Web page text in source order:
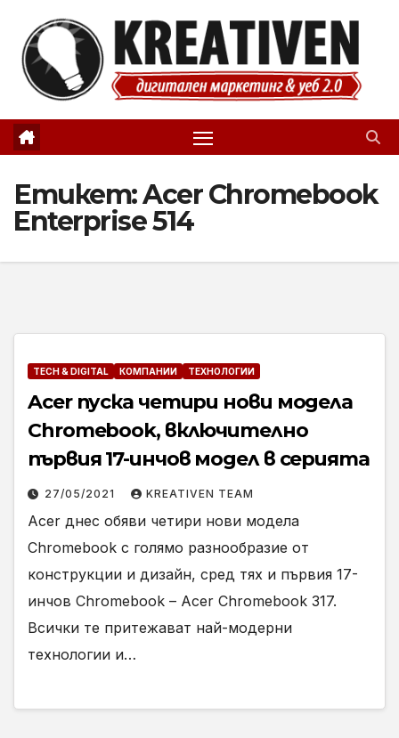
content
Етикет:Acer Chromebook
Enterprise 514
TECH & DIGITAL КОМПАНИИ ТЕХНОЛОГИИ
Acer пуска четири нови модела
Chromebook, включително
първия 17-инчов модел в серията
27/05/2021 KREATIVEN TEAM
Acer днес обяви четири нови модела
Chromebook с голямо разнообразие от
конструкции и дизайн, сред тях и първия 17-
инчов Chromebook – Acer Chromebook 317.
Всички те притежават най-модерни
технологии и…